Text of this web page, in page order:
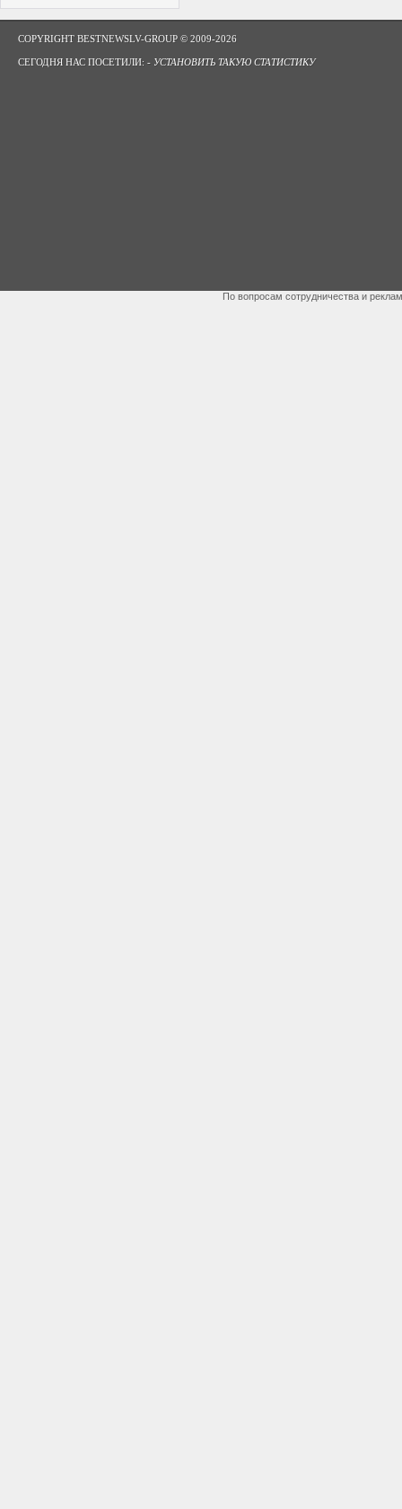
COPYRIGHT BESTNEWSLV-GROUP © 2009-2026
СЕГОДНЯ НАС ПОСЕТИЛИ: - УСТАНОВИТЬ ТАКУЮ СТАТИСТИКУ
По вопросам сотрудничества и